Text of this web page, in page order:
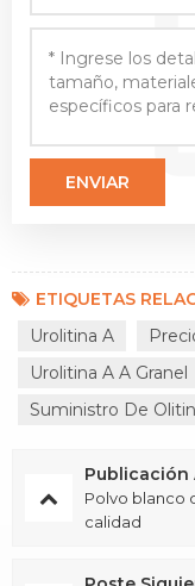
ETIQUETAS
Urolitina A
Urolitina A A Granel
Suministro De
Publicación
Polvo blanco
calidad